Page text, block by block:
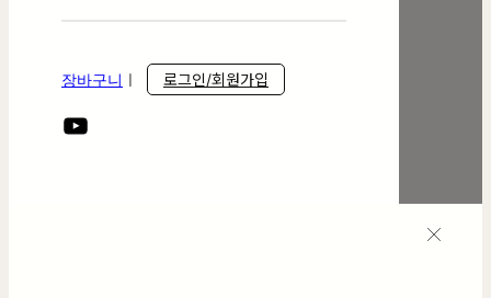
장바구니 로그인/회원가입